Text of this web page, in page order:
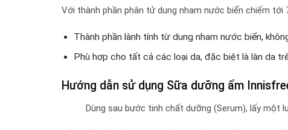
Với thành phần phân tử dung nham nước biển chiếm
Thành phần lành tính từ dung nham nước biển,
Phù hợp cho tất cả các loại da, đặc biệt là làn da
Hướng dẫn sử dụng Sữa dưỡng ẩm
Dùng sau bước tinh chất dưỡng (Serum), lấy một